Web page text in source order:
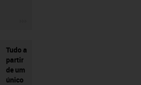
Tudo a
partir
de um
único